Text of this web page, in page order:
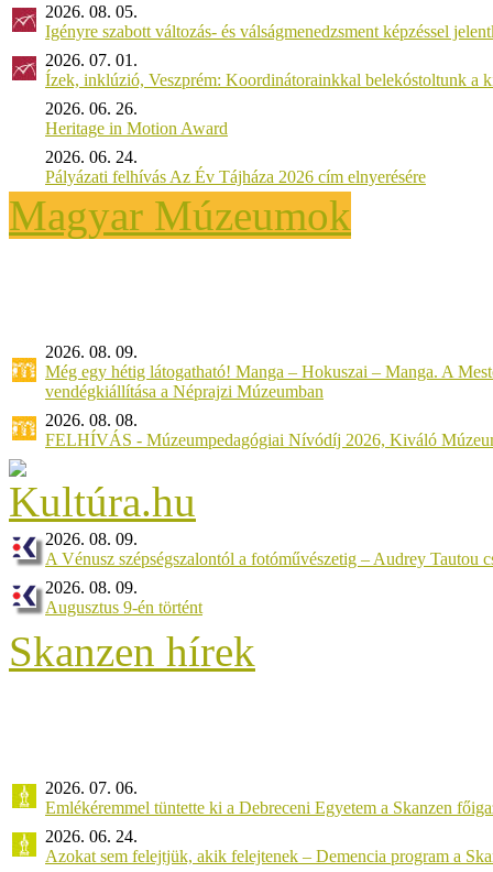
2026. 08. 05.
Igényre szabott változás- és válságmenedzsment képzéssel
2026. 07. 01.
Ízek, inklúzió, Veszprém: Koordinátorainkkal belekóstoltunk a
2026. 06. 26.
Heritage in Motion Award
2026. 06. 24.
Pályázati felhívás Az Év Tájháza 2026 cím elnyerésére
Magyar Múzeumok
2026. 08. 09.
Még egy hétig látogatható! Manga – Hokuszai – Manga. A
vendégkiállítása a Néprajzi Múzeumban
2026. 08. 08.
FELHÍVÁS - Múzeumpedagógiai Nívódíj 2026, Kiváló
2026. 08. 09.
A Vénusz szépségszalontól a fotóművészetig – Audrey Tautou
2026. 08. 09.
Augusztus 9-én történt
Skanzen hírek
2026. 07. 06.
Emlékéremmel tüntette ki a Debreceni Egyetem a Skanzen
2026. 06. 24.
Azokat sem felejtjük, akik felejtenek – Demencia program a